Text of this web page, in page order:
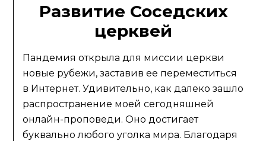
Развитие Соседских
церквей
Пандемия открыла для миссии церкви
новые рубежи, заставив ее переместиться
в Интернет. Удивительно, как далеко зашло
распространение моей сегодняшней
онлайн-проповеди. Оно достигает
буквально любого уголка мира. Благодаря